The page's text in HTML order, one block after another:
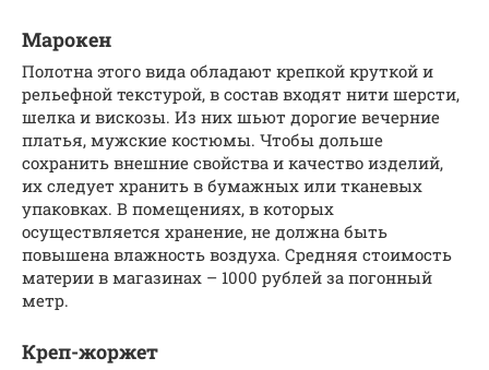
Марокен
Полотна этого вида обладают крепкой круткой и
рельефной текстурой, в состав входят нити шерсти,
шелка и вискозы. Из них шьют дорогие вечерние
платья, мужские костюмы. Чтобы дольше
сохранить внешние свойства и качество изделий,
их следует хранить в бумажных или тканевых
упаковках. В помещениях, в которых
осуществляется хранение, не должна быть
повышена влажность воздуха. Средняя стоимость
материи в магазинах – 1000 рублей за погонный
метр.
Креп-жоржет